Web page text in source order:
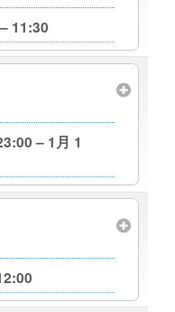
11:30
– 1月 1